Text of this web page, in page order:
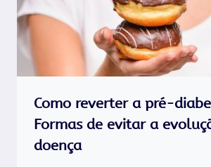
Como reverter a pré-
Formas de evitar a
doença